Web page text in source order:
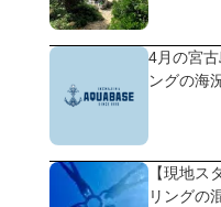
4月の宮
ングの海
【現地ス
リングの